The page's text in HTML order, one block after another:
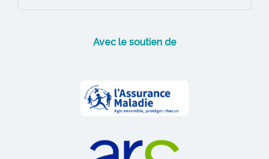
Avec le soutien de